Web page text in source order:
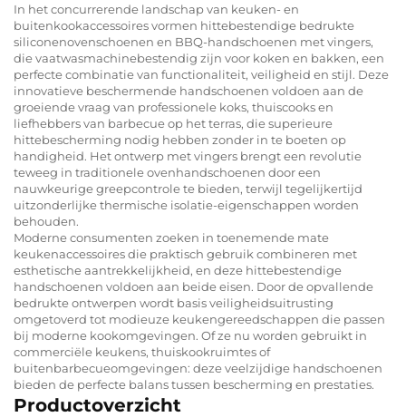
In het concurrerende landschap van keuken- en
buitenkookaccessoires vormen hittebestendige bedrukte
siliconenovenschoenen en BBQ-handschoenen met vingers,
die vaatwasmachinebestendig zijn voor koken en bakken, een
perfecte combinatie van functionaliteit, veiligheid en stijl. Deze
innovatieve beschermende handschoenen voldoen aan de
groeiende vraag van professionele koks, thuiscooks en
liefhebbers van barbecue op het terras, die superieure
hittebescherming nodig hebben zonder in te boeten op
handigheid. Het ontwerp met vingers brengt een revolutie
teweeg in traditionele ovenhandschoenen door een
nauwkeurige greepcontrole te bieden, terwijl tegelijkertijd
uitzonderlijke thermische isolatie-eigenschappen worden
behouden.
Moderne consumenten zoeken in toenemende mate
keukenaccessoires die praktisch gebruik combineren met
esthetische aantrekkelijkheid, en deze hittebestendige
handschoenen voldoen aan beide eisen. Door de opvallende
bedrukte ontwerpen wordt basis veiligheidsuitrusting
omgetoverd tot modieuze keukengereedschappen die passen
bij moderne kookomgevingen. Of ze nu worden gebruikt in
commerciële keukens, thuiskookruimtes of
buitenbarbecueomgevingen: deze veelzijdige handschoenen
bieden de perfecte balans tussen bescherming en prestaties.
Productoverzicht